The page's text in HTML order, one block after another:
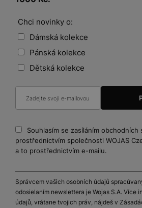
Chci novinky o:
Dámská kolekce
Pánská kolekce
Dětská kolekce
Souhlasím se zasíláním obchodních
prostřednictvím společnosti WOJAS
a to prostřednictvím e-mailu.
Správcem vašich osobních údajů
odosielaním newslettera je Wojas S.A. Více
údajů, vrátane tvojich práv, nájdeš v